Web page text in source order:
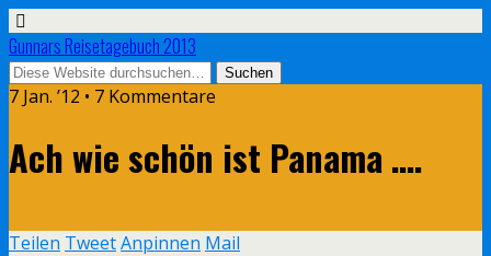
Gunnars Reisetagebuch 2013
7 Jan. ’12 • 7 Kommentare
Ach wie schön ist Panama ….
Teilen TweetAnpinnen Mail